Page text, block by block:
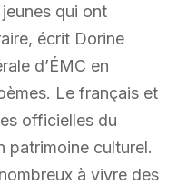
qui ont
écrit Dorine
d’ÉMC en
Le français et
officielles du
patrimoine culturel.
à vivre des